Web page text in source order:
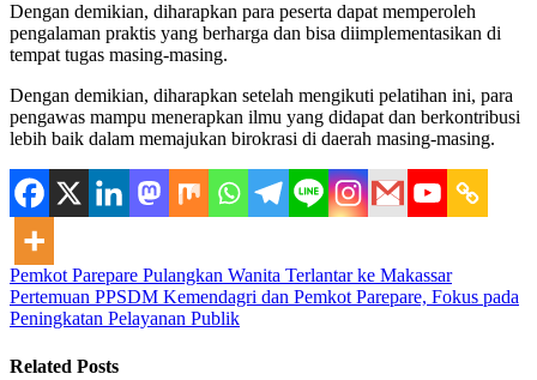
Dengan demikian, diharapkan para peserta dapat memperoleh
pengalaman praktis yang berharga dan bisa diimplementasikan di
tempat tugas masing-masing.
Dengan demikian, diharapkan setelah mengikuti pelatihan ini, para
pengawas mampu menerapkan ilmu yang didapat dan berkontribusi
lebih baik dalam memajukan birokrasi di daerah masing-masing.
Pemkot Parepare Pulangkan Wanita Terlantar ke Makassar
Pertemuan PPSDM Kemendagri dan Pemkot Parepare, Fokus pada
Peningkatan Pelayanan Publik
Related Posts